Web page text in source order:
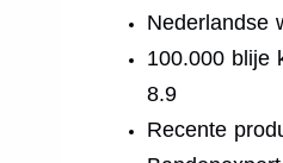
Nederlandse
100.000 blije
8.9
Recente